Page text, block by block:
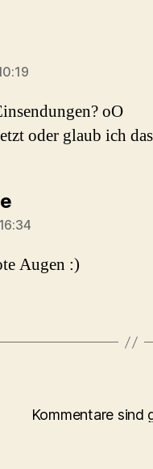
oO
oder glaub ich
sagt:
Augen :)
Kommentare sind